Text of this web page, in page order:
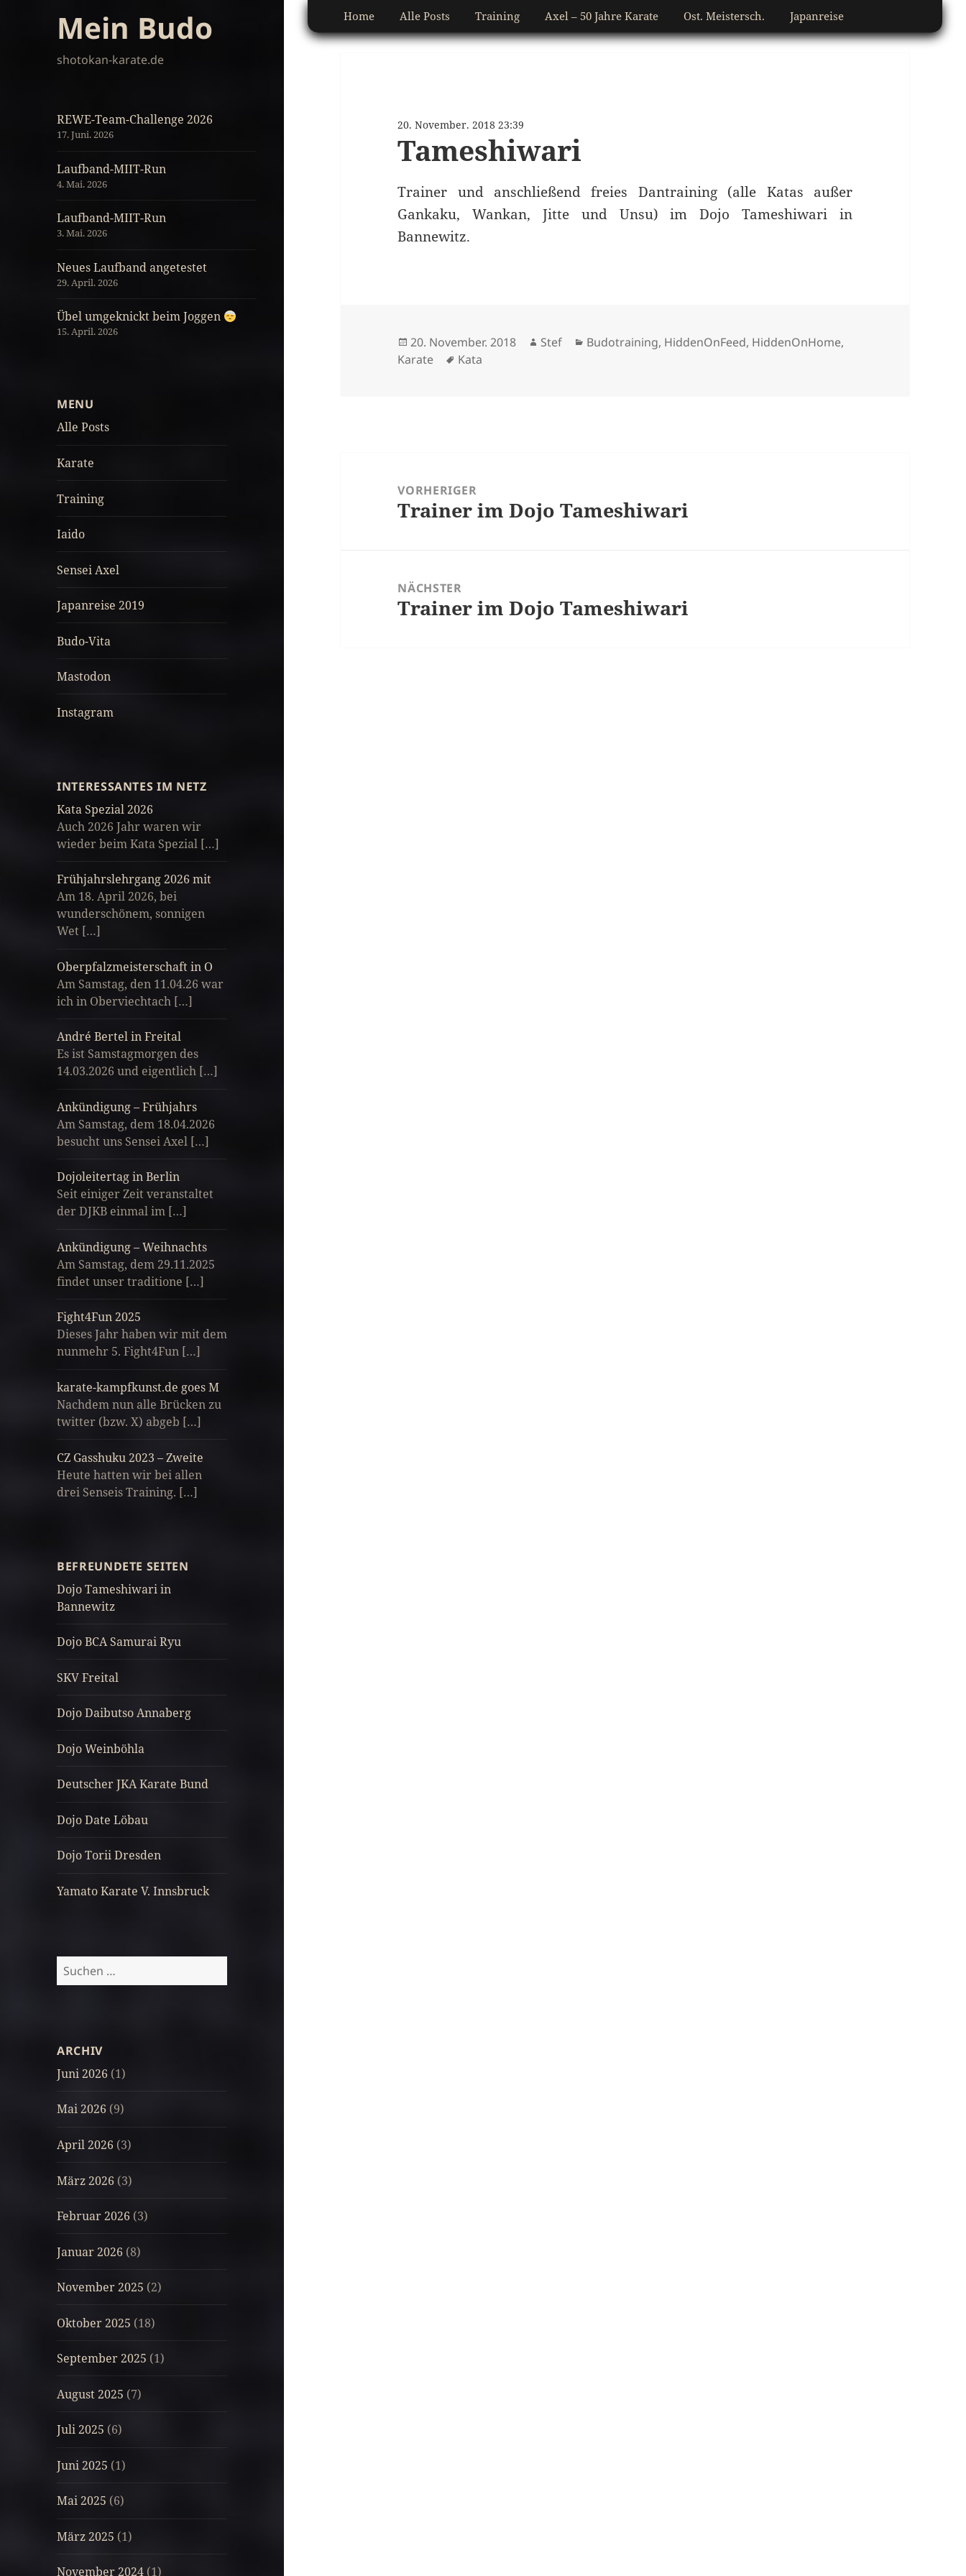
Mein Budo
shotokan-karate.de
REWE-Team-Challenge 2026
17. Juni. 2026
Laufband-MIIT-Run
4. Mai. 2026
Laufband-MIIT-Run
3. Mai. 2026
Neues Laufband angetestet
29. April. 2026
Übel umgeknickt beim Joggen
15. April. 2026
MENU
Alle Posts
Karate
Training
Iaido
Sensei Axel
Japanreise 2019
Budo-Vita
Mastodon
Instagram
INTERESSANTES IM NETZ
Kata Spezial 2026
Auch 2026 Jahr waren wir
wieder beim Kata Spezial […]
Frühjahrslehrgang 2026 mit
Am 18. April 2026, bei
wunderschönem, sonnigen
Wet […]
Oberpfalzmeisterschaft in O
Am Samstag, den 11.04.26 war
ich in Oberviechtach […]
André Bertel in Freital
Es ist Samstagmorgen des
14.03.2026 und eigentlich […]
Ankündigung – Frühjahrs
Am Samstag, dem 18.04.2026
besucht uns Sensei Axel […]
Dojoleitertag in Berlin
Seit einiger Zeit veranstaltet
der DJKB einmal im […]
Ankündigung – Weihnachts
Am Samstag, dem 29.11.2025
findet unser traditione […]
Fight4Fun 2025
Dieses Jahr haben wir mit dem
nunmehr 5. Fight4Fun […]
karate-kampfkunst.de goes M
Nachdem nun alle Brücken zu
twitter (bzw. X) abgeb […]
CZ Gasshuku 2023 – Zweite
Heute hatten wir bei allen
drei Senseis Training. […]
BEFREUNDETE SEITEN
Dojo Tameshiwari in
Bannewitz
Dojo BCA Samurai Ryu
SKV Freital
Dojo Daibutso Annaberg
Dojo Weinböhla
Deutscher JKA Karate Bund
Dojo Date Löbau
Dojo Torii Dresden
Yamato Karate V. Innsbruck
Suchen
nach:
ARCHIV
Juni 2026 (1)
Mai 2026 (9)
April 2026 (3)
März 2026 (3)
Februar 2026 (3)
Januar 2026 (8)
November 2025 (2)
Oktober 2025 (18)
September 2025 (1)
August 2025 (7)
Juli 2025 (6)
Juni 2025 (1)
Mai 2025 (6)
März 2025 (1)
November 2024 (1)
Home Alle Posts Training Axel – 50 Jahre Karate Ost. Meistersch. Japanreise
20. November. 2018 23:39
Tameshiwari
Trainer und anschließend freies Dantraining (alle Katas außer
Gankaku, Wankan, Jitte und Unsu) im Dojo Tameshiwari in
Bannewitz.
Veröffentlicht
am
20. November. 2018 Autor
Stef Kategorien
Budotraining, HiddenOnFeed, HiddenOnHome,
Karate
Schlagwörter
Kata
VORHERIGER
Vorheriger
Trainer im Dojo Tameshiwari
NÄCHSTER
Nächster
Trainer im Dojo Tameshiwari